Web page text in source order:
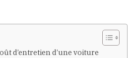
d’entretien d’une voiture